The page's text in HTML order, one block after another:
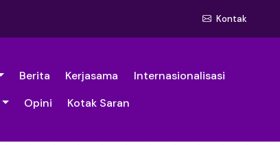
Kontak
Berita Kerjasama
Internasionalisasi
Opini Kotak Saran